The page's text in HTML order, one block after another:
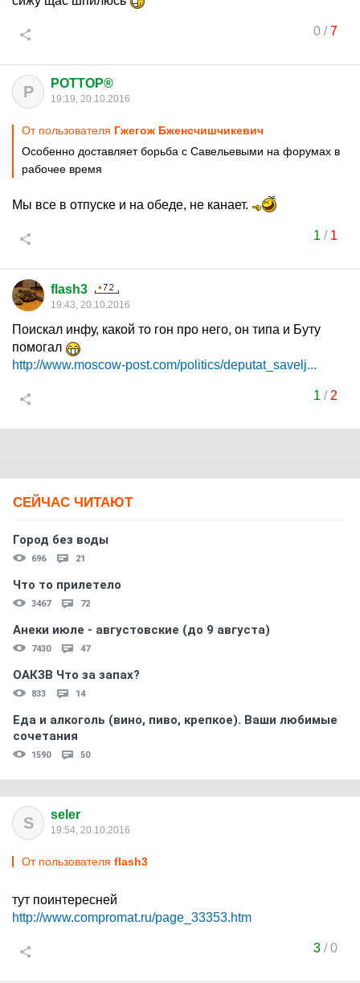
0/7
P POTTOP®
19:19, 20.10.2016
От пользователя Гжегож Бженсчишчикевич
Особенно доставляет борьба с Савельевыми на форумах в
рабочее время
Мы все в отпуске и на обеде, не канает.
1 / 1
flash3
19:43, 20.10.2016
Поискал инфу, какой то гон про него, он типа и Буту
помогал
http://www.moscow-post.com/politics/deputat_savelj...
1 / 2
СЕЙЧАС ЧИТАЮТ
Город без воды
696 21
Что то прилетело
3467 72
Анеки июле - августовские (до 9 августа)
7430 47
ОАКЗВ Что за запах?
833 14
Еда и алкоголь (вино, пиво, крепкое). Ваши любимые
сочетания
1590 50
S seler
19:54, 20.10.2016
От пользователя flash3
тут поинтересней
http://www.compromat.ru/page_33353.htm
3/0